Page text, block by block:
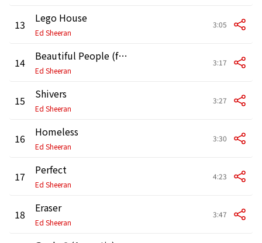
13 Lego House
Ed Sheeran
3:05
14 Beautiful People (feat. Khalid)
Ed Sheeran
3:17
15 Shivers
Ed Sheeran
3:27
16 Homeless
Ed Sheeran
3:30
17 Perfect
Ed Sheeran
4:23
18 Eraser
Ed Sheeran
3:47